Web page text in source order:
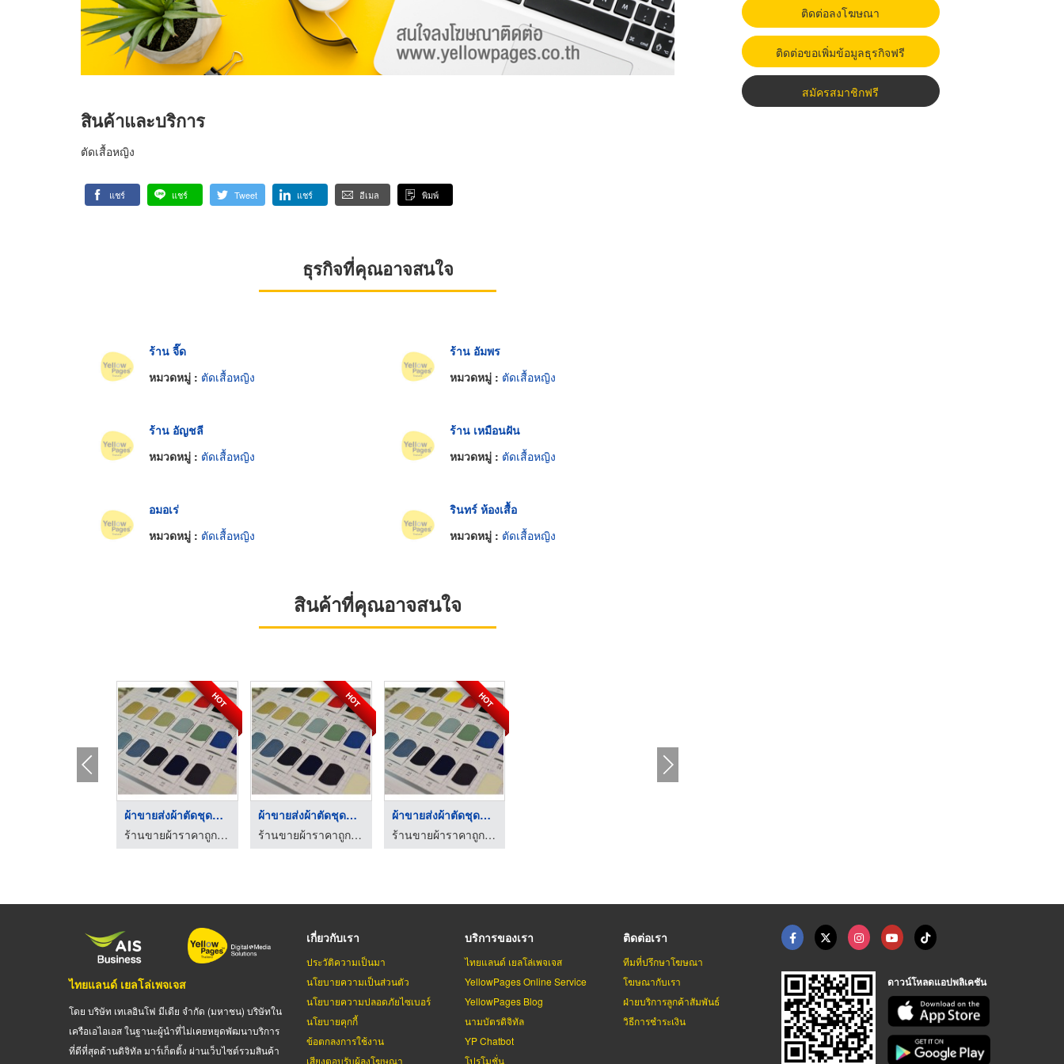
สินค้าและบริการ
ตัดเสื้อหญิง
แชร์ แชร์ Tweet แชร์ อีเมล พิมพ์
ธุรกิจที่คุณอาจสนใจ
ร้าน จี๊ด
หมวดหมู่ : ตัดเสื้อหญิง
ร้าน อัมพร
หมวดหมู่ : ตัดเสื้อหญิง
ร้าน อัญชลี
หมวดหมู่ : ตัดเสื้อหญิง
ร้าน เหมือนฝัน
หมวดหมู่ : ตัดเสื้อหญิง
อมอเร่
หมวดหมู่ : ตัดเสื้อหญิง
รินทร์ ห้องเสื้อ
หมวดหมู่ : ตัดเสื้อหญิง
สินค้าที่คุณอาจสนใจ
HOT
ผ้าขายส่งผ้าตัดชุดแฟ ...
ร้านขายผ้าราคาถูก เค.พี.เอ็ม เท็กซ์ไทล์
HOT
ผ้าขายส่งผ้าตัดชุดแฟ ...
ร้านขายผ้าราคาถูก เค.พี.เอ็ม เท็กซ์ไทล์
HOT
ผ้าขายส่งผ้าตัดชุดแฟ ...
ร้านขายผ้าราคาถูก เค.พี.เอ็ม เท็กซ์ไทล์
ติดต่อลงโฆษณา
ติดต่อขอเพิ่มข้อมูลธุรกิจฟรี
สมัครสมาชิกฟรี
ไทยแลนด์ เยลโล่เพจเจส
โดย บริษัท เทเลอินโฟ มีเดีย จำกัด (มหาชน) บริษัทใน
เครือเอไอเอส ในฐานะผู้นำที่ไม่เคยหยุดพัฒนาบริการ
ที่ดีที่สุดด้านดิจิทัล มาร์เก็ตติ้ง ผ่านเว็บไซต์รวมสินค้า
เกี่ยวกับเรา
ประวัติความเป็นมา
นโยบายความเป็นส่วนตัว
นโยบายความปลอดภัยไซเบอร์
นโยบายคุกกี้
ข้อตกลงการใช้งาน
เสียงตอบรับผู้ลงโฆษณา
บริการของเรา
ไทยแลนด์ เยลโล่เพจเจส
YellowPages Online Service
YellowPages Blog
นามบัตรดิจิทัล
YP Chatbot
โปรโมชั่น
ติดต่อเรา
ทีมที่ปรึกษาโฆษณา
โฆษณากับเรา
ฝ่ายบริการลูกค้าสัมพันธ์
วิธีการชำระเงิน
ดาวน์โหลดแอปพลิเคชัน